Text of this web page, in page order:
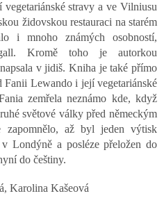
stravy a ve Vilniusu
židovskou restauraci na starém
i mnoho známých osobností,
Kromě toho je autorkou
v jidiš. Kniha je také přímo
Fanii Lewando i její vegetariánské
zemřela neznámo kde, když
světové války před německým
až byl jeden výtisk
Londýně a posléze přeložen do
do češtiny.
Karolina Kašeová